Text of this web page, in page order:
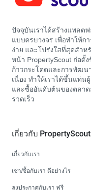
ปัจจุบันเราได้สร้างแพลต
แบบครบวงจร เพื่อทำให้ก
ง่าย และโปร่งใสที่สุดสำห
หน้า PropertyScout ก่อตั้
ก้าวกระโดดและการพัฒน
เนื่อง ทำให้เราได้ขึ้นแท่น
และซื้ออันดับต้นของตลาด
รวดเร็ว
เกี่ยวกับ PropertyScout
เกี่ยวกับเรา
เช่า/ซื้อกับเรา ดีอย่างไร
ลงประกาศกับเรา ฟรี